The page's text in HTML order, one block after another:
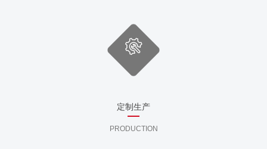
定制生产
PRODUCTION